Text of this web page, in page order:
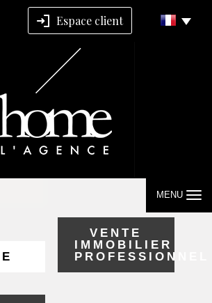
Espace client
MENU
VENTE
IMMOBILIER
PROFESSIONNEL